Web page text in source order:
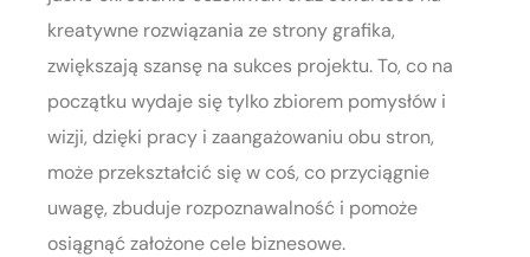
kreatywne rozwiązania ze strony grafika,
zwiększają szansę na sukces projektu. To, co na
początku wydaje się tylko zbiorem pomysłów i
wizji, dzięki pracy i zaangażowaniu obu stron,
może przekształcić się w coś, co przyciągnie
uwagę, zbuduje rozpoznawalność i pomoże
osiągnąć założone cele biznesowe.